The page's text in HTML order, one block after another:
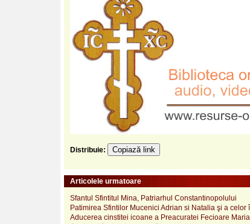
Distribuie: Copiază link
Articolele urmatoare
Sfantul Sfintitul Mina, Patriarhul Constantinopolului
Patimirea Sfintilor Mucenici Adrian si Natalia şi a celor
Aducerea cinstitei icoane a Preacuratei Fecioare